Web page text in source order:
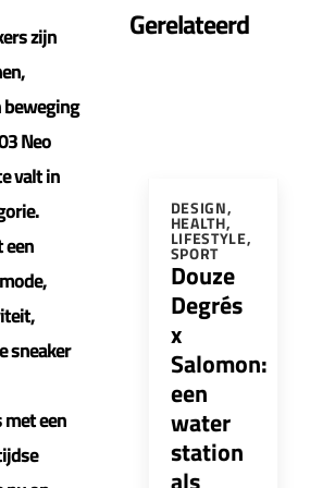
zijn
beweging
Neo
valt in
sneaker
een
Gerelateerd
DESIGN,
HEALTH,
LIFESTYLE,
SPORT
Douze
Degrés
x
Salomon:
een
water
station